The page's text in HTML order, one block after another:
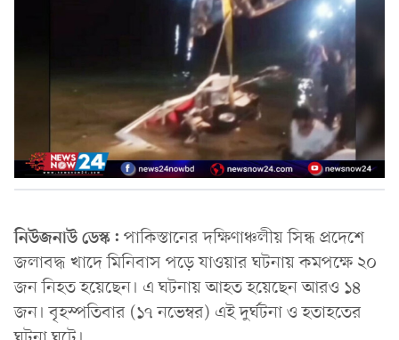
নিউজনাউ ডেস্ক: পাকিস্তানের দক্ষিণাঞ্চলীয় সিন্ধ প্রদেশে
জলাবদ্ধ খাদে মিনিবাস পড়ে যাওয়ার ঘটনায় কমপক্ষে ২০
জন নিহত হয়েছেন। এ ঘটনায় আহত হয়েছেন আরও ১৪
জন। বৃহস্পতিবার (১৭ নভেম্বর) এই দুর্ঘটনা ও হতাহতের